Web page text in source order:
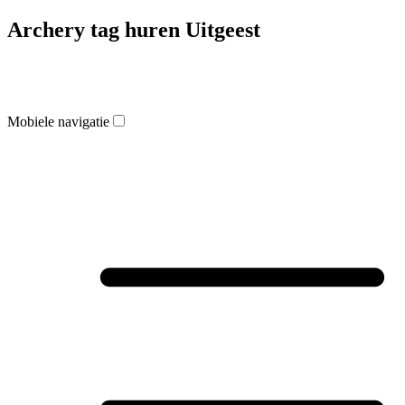
Archery tag huren Uitgeest
Mobiele navigatie